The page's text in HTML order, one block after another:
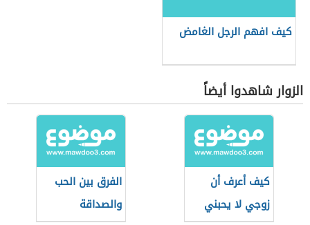
كيف افهم الرجل الغامض
الزوار شاهدوا أيضاً
كيف أعرف أن
زوجي لا يحبني
الفرق بين الحب
والصداقة